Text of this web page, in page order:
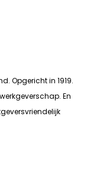
Opgericht in 1919.
En